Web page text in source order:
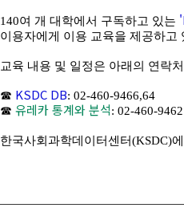
140여 개 대학에서 구독하고 있는
이용자에게 이용 교육을 제공하고
교육 내용 및 일정은 아래의 연락
☎ KSDC DB: 02-460-9466,64
☎ 유레카 통계와 분석: 02-460-9462
한국사회과학데이터센터(KSDC)